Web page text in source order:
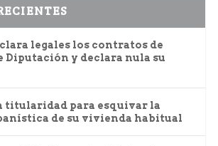
legales los contratos de
Diputación y declara nula su
titularidad para esquivar la
de su vivienda habitual